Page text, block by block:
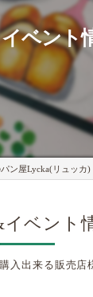
ベント
ン屋Lycka(リュッカ)
ベント
入出来る販売店